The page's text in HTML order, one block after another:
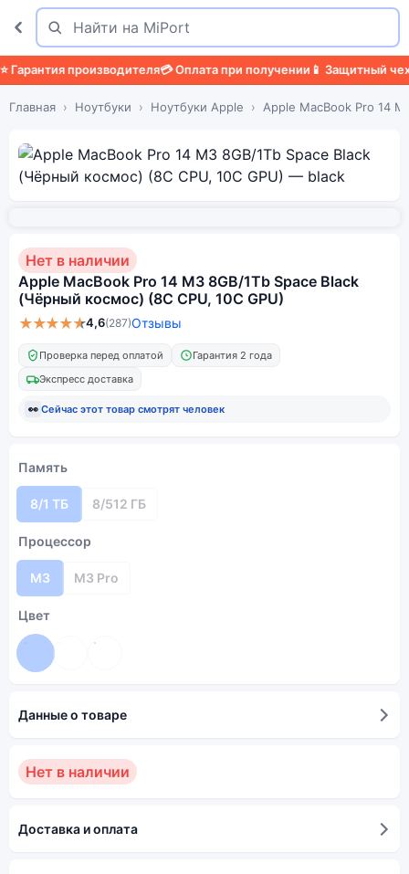
Поиск
Найти
производителя💳 Оплата при получении📱 Защитный чехол
Главная Ноутбуки Ноутбуки Apple Apple MacBook Pro 14
Нет в наличии
Apple MacBook Pro 14 M3 8GB/1Tb Space Black
(Чёрный космос) (8C CPU, 10C GPU)
★★★★★4,6(287)Отзывы
Проверка перед оплатой
Гарантия 2 года
Экспресс доставка
👀 Сейчас этот товар смотрят человек
Память
8/1 ТБ 8/512 ГБ
Процессор
M3 M3 Pro
Цвет
Данные о товаре
Нет в наличии
Доставка и оплата